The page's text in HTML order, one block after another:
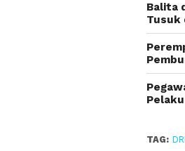
Balita
Tusuk
TAG: